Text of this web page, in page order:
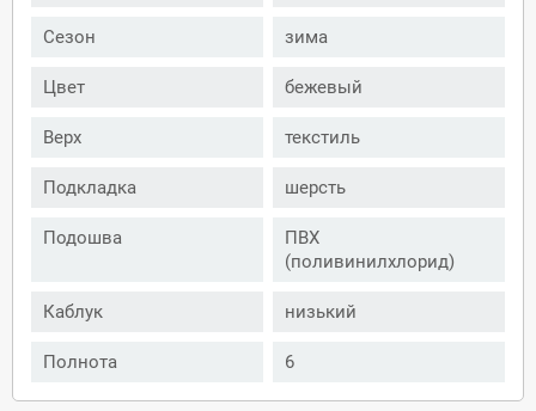
Сезон зима
Цвет бежевый
Верх текстиль
Подкладка шерсть
Подошва
ПВХ
(поливинилхлорид)
Каблук низький
Полнота 6